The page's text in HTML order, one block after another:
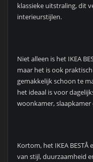
klassieke uitstraling, dit
interieurstijlen.
Niet alleen is het IKEA
maar het is ook
gemakkelijk schoon te
het ideaal is voor
woonkamer,
Kortom, het IKEA
van stijl, duurzaamheid